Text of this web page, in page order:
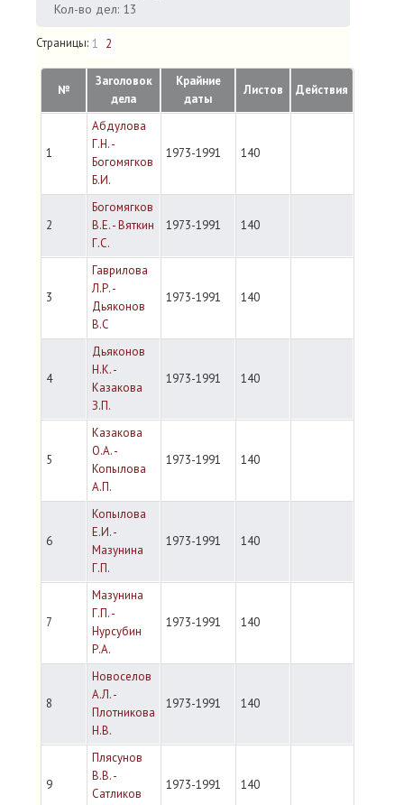
Кол-во дел: 13
Страницы: 1 2
№
Заголовок
дела
Крайние
даты
Листов Действия
1
Абдулова
Г.Н. -
Богомягков
Б.И.
1973-1991 140
2
Богомягков
В.Е. - Вяткин
Г.С.
1973-1991 140
3
Гаврилова
Л.Р. -
Дьяконов
B.C
1973-1991 140
4
Дьяконов
Н.К. -
Казакова
З.П.
1973-1991 140
5
Казакова
О.А. -
Копылова
А.П.
1973-1991 140
6
Копылова
Е.И. -
Мазунина
Г.П.
1973-1991 140
7
Мазунина
Г.П. -
Нурсубин
Р.А.
1973-1991 140
8
Новоселов
A.Л. -
Плотникова
Н.В.
1973-1991 140
9
Плясунов
В.В. -
Сатликов
1973-1991 140